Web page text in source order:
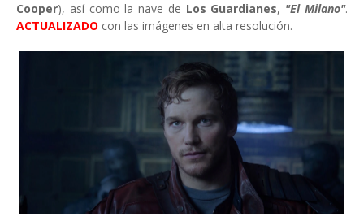
Cooper), así como la nave de Los Guardianes, "El Milano".
ACTUALIZADO con las imágenes en alta resolución.